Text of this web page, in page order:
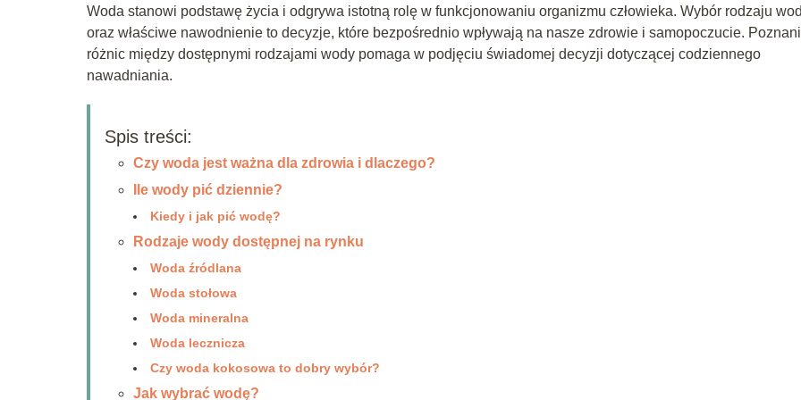
Woda stanowi podstawę życia i odgrywa istotną rolę w funkcjonowaniu organizmu człowieka. Wybór rodzaju
oraz właściwe nawodnienie to decyzje, które bezpośrednio wpływają na nasze zdrowie i samopoczucie.
różnic między dostępnymi rodzajami wody pomaga w podjęciu świadomej decyzji dotyczącej codziennego
nawadniania.
Spis treści:
Czy woda jest ważna dla zdrowia i dlaczego?
Ile wody pić dziennie?
Kiedy i jak pić wodę?
Rodzaje wody dostępnej na rynku
Woda źródlana
Woda stołowa
Woda mineralna
Woda lecznicza
Czy woda kokosowa to dobry wybór?
Jak wybrać wodę?